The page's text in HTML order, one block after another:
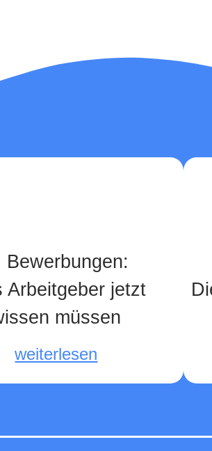
Bewerbungen:
Arbeitgeber jetzt
müssen
weiterlesen